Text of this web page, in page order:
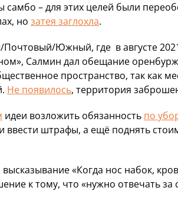
самбо – для этих целей были
но затея заглохла.
Южный, где в августе
Салмин дал обещание
пространство, так как
Не появилось, территория
идеи возложить обязанность по
ввести штрафы, а ещё поднять
«Когда нос набок,
к тому, что «нужно отвечать за